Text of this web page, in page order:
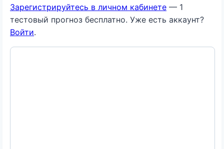
Зарегистрируйтесь в личном кабинете — 1
тестовый прогноз бесплатно. Уже есть аккаунт?
Войти.